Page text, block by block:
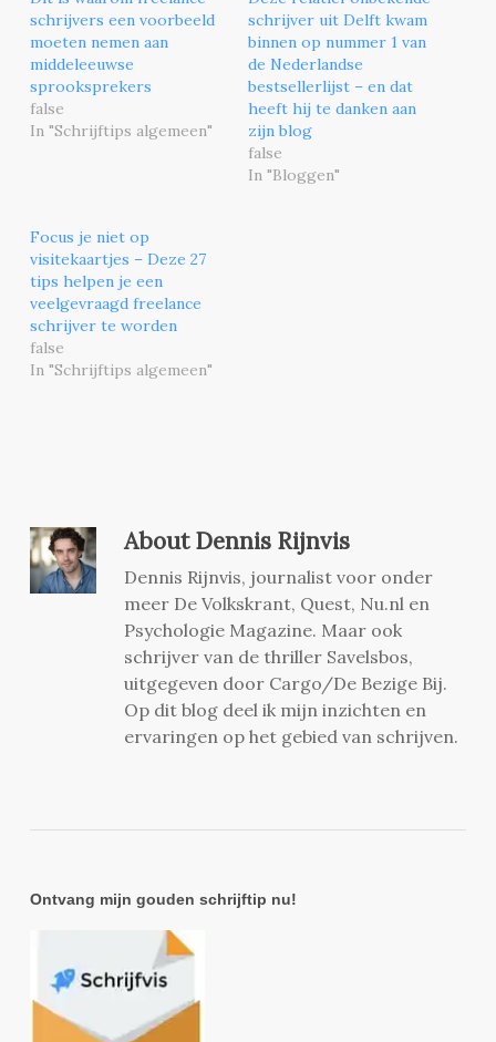
schrijvers een voorbeeld
moeten nemen aan
middeleeuwse
sprooksprekers
false
In "Schrijftips algemeen"
schrijver uit Delft kwam
binnen op nummer 1 van
de Nederlandse
bestsellerlijst – en dat
heeft hij te danken aan
zijn blog
false
In "Bloggen"
Focus je niet op
visitekaartjes – Deze 27
tips helpen je een
veelgevraagd freelance
schrijver te worden
false
In "Schrijftips algemeen"
AboutDennis Rijnvis
Dennis Rijnvis, journalist voor onder
meer De Volkskrant, Quest, Nu.nl en
Psychologie Magazine. Maar ook
schrijver van de thriller Savelsbos,
uitgegeven door Cargo/De Bezige Bij.
Op dit blog deel ik mijn inzichten en
ervaringen op het gebied van schrijven.
Ontvang mijn gouden schrijftip nu!